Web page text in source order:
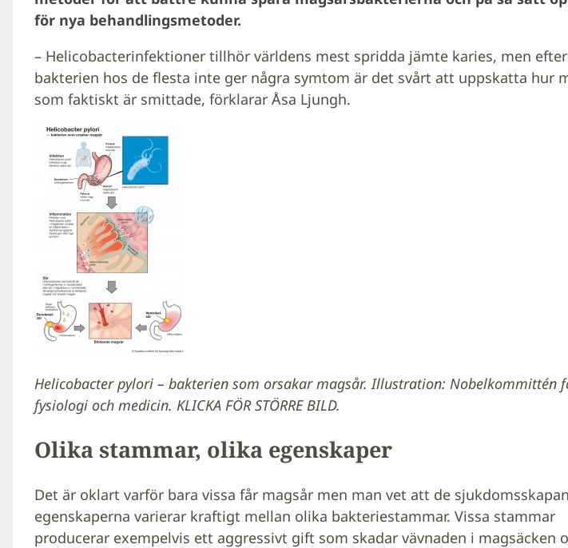
för nya behandlingsmetoder.
– Helicobacterinfektioner tillhör världens mest spridda jämte karies, men
bakterien hos de flesta inte ger några symtom är det svårt att uppskatta hur
som faktiskt är smittade, förklarar Åsa Ljungh.
Helicobacter pylori – bakterien som orsakar magsår. Illustration: Nobelkommittén
fysiologi och medicin. KLICKA FÖR STÖRRE BILD.
Olika stammar, olika egenskaper
Det är oklart varför bara vissa får magsår men man vet att de
egenskaperna varierar kraftigt mellan olika bakteriestammar. Vissa stammar
producerar exempelvis ett aggressivt gift som skadar vävnaden i magsäcken